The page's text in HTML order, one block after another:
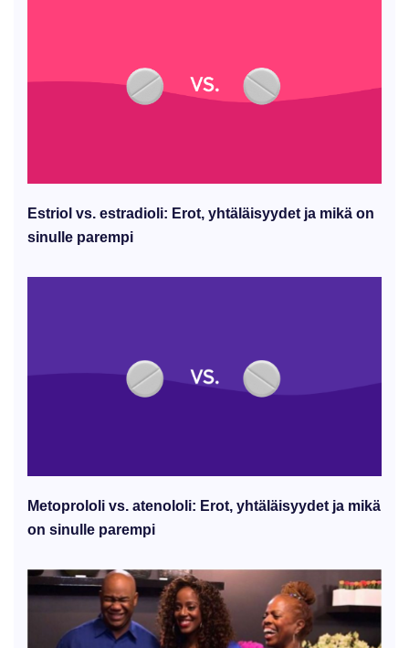
Estriol vs. estradioli: Erot, yhtäläisyydet ja mikä on
sinulle parempi
Metoprololi vs. atenololi: Erot, yhtäläisyydet ja mikä
on sinulle parempi